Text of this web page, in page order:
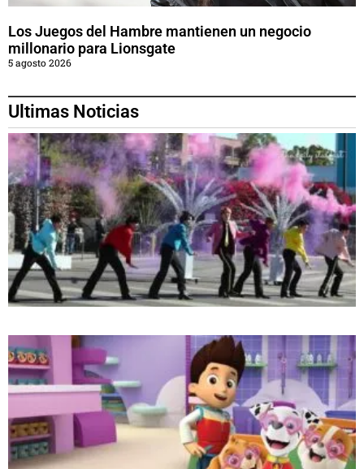
Los Juegos del Hambre mantienen un negocio
millonario para Lionsgate
5 agosto 2026
Ultimas Noticias